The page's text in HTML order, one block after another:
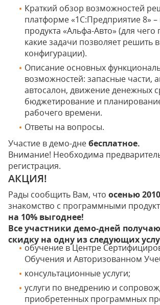
Краткий обзор возможностей
платформе «1С:Предприятие 8»
продукта «Альфа-Авто» (для
какие задачи позволяет решить
конфигурации).
Описание основных
возможностей: запасные части,
автосалон, движение денежных
бюджетирование и
рабочего времени.
Ответы на вопросы.
Участие в демо-днебесплатное.
Внимание! Необходима
регистрация.
АКЦИЯ!
Рады сообщить Вам, что осенью
знакомство с программными
на 10% выгоднее!
Все участники демо-дней
скидку на одну из следующих
обучение в Центре
Обучения и Авторизованном
консультационные услуги;
услуги по внедрению и
приобретенных программных